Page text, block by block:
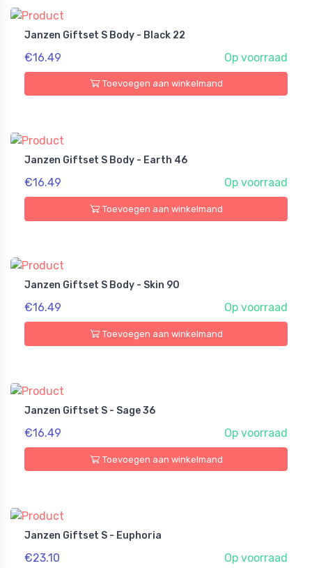
Janzen Giftset S Body - Black 22
€16.49 Op voorraad
Toevoegen aan winkelmand
Janzen Giftset S Body - Earth 46
€16.49 Op voorraad
Toevoegen aan winkelmand
Janzen Giftset S Body - Skin 90
€16.49 Op voorraad
Toevoegen aan winkelmand
Janzen Giftset S - Sage 36
€16.49 Op voorraad
Toevoegen aan winkelmand
Janzen Giftset S - Euphoria
€23.10 Op voorraad